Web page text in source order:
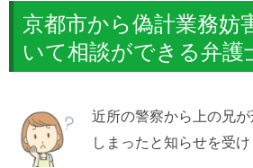
京都市から偽計業務妨
いて相談ができる弁護
近所の警察から上の兄
しまったと知らせを受け